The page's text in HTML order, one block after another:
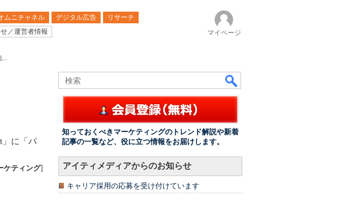
ムニチャネル デジタル広告
リサーチ
／運営者情報 マイページ
」に「パ
ケティング]
知っておくべきマーケティングのトレンド解説や新着
記事の一覧など、役に立つ情報をお届けします。
アイティメディアからのお知らせ
キャリア採用の応募を受け付けています